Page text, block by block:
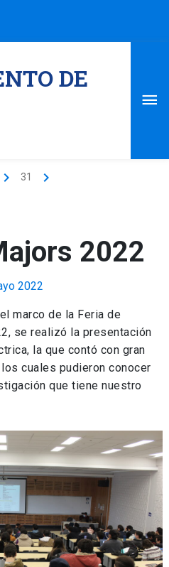
DE
31
2022
2022
marco de la Feria de
se realizó la presentación
la que contó con gran
cuales pudieron conocer
que tiene nuestro